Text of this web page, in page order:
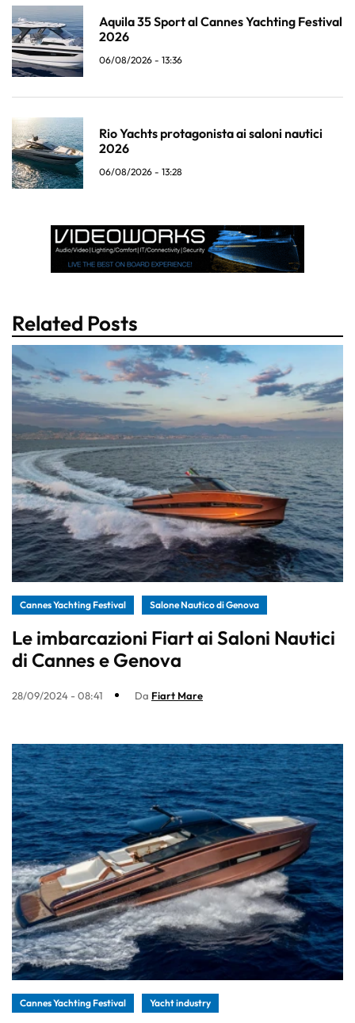
Aquila 35 Sport al Cannes Yachting Festival
2026
06/08/2026 - 13:36
Rio Yachts protagonista ai saloni nautici
2026
06/08/2026 - 13:28
Related Posts
Cannes Yachting Festival Salone Nautico di Genova
Le imbarcazioni Fiart ai Saloni Nautici
di Cannes e Genova
28/09/2024 - 08:41 Da Fiart Mare
Cannes Yachting Festival Yacht industry